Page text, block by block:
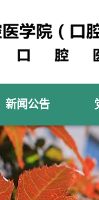
新闻公告